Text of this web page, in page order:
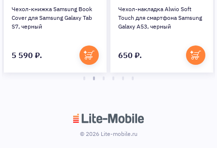
Чехол-книжка Samsung Book
Cover для Samsung Galaxy Tab
S7, черный
5 590 ₽.
Чехол-накладка Alwio Soft
Touch для смартфона Samsung
Galaxy A53, черный
650 ₽.
© 2026 Lite-mobile.ru